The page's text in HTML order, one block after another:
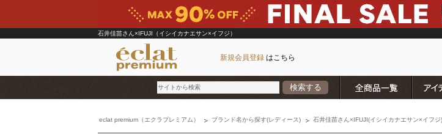
石井佳苗さん×IFUJI（イシイカナエサン×イフジ）
新規会員登録 はこちら
検索する
ブランド
eclat premium（エクラプレミアム） ブランド名から探す(レディース) 石井佳苗さん×IFUJI(イシイカナエサン×イフジ)